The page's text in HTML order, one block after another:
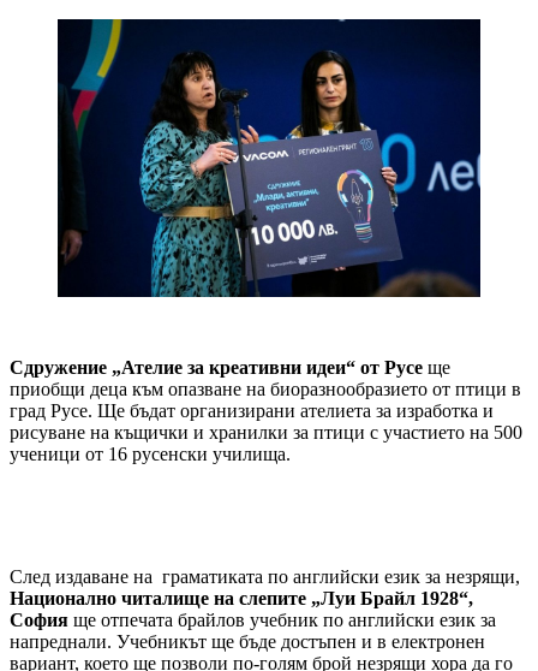
Сдружение „Ателие за креативни идеи“ от Русе ще
приобщи деца към опазване на биоразнообразието от птици в
град Русе. Ще бъдат организирани ателиета за изработка и
рисуване на къщички и хранилки за птици с участието на 500
ученици от 16 русенски училища.
След издаване на граматиката по английски език за незрящи,
Национално читалище на слепите „Луи Брайл 1928“,
София ще отпечата брайлов учебник по английски език за
напреднали. Учебникът ще бъде достъпен и в електронен
вариант, което ще позволи по-голям брой незрящи хора да го